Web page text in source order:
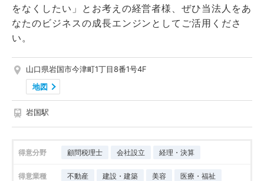
をなくしたい」とお考えの経営者様、ぜひ当法人をあ
なたのビジネスの成長エンジンとしてご活用くださ
い。
山口県岩国市今津町1丁目8番1号4F
地図
岩国駅
得意分野 顧問税理士 会社設立 経理・決算
得意業種 不動産 建設・建築 美容
医療・福祉